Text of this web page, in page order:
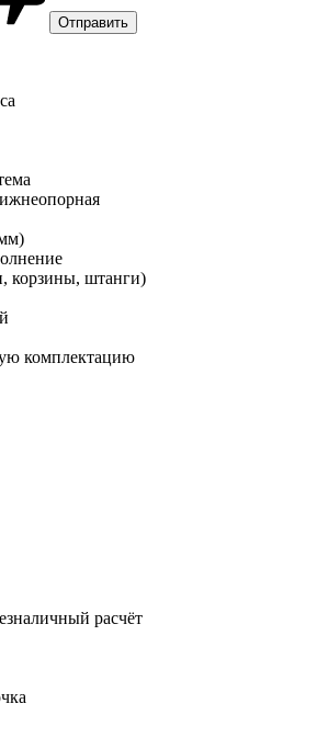
корзины, штанги)
комплектацию
расчёт